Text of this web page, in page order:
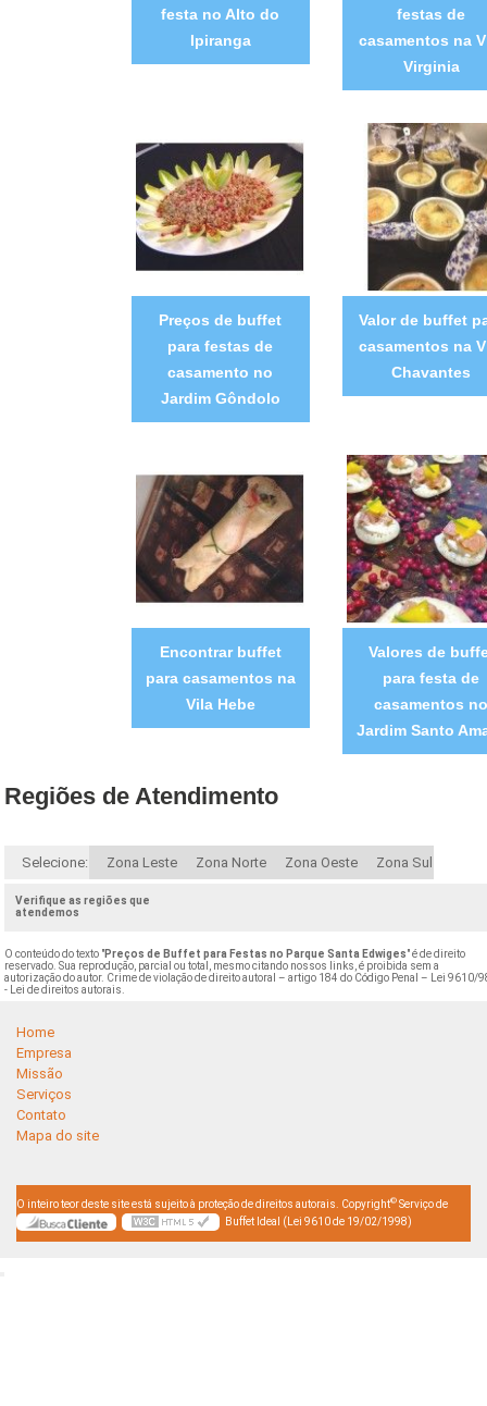
festa no Alto do
Ipiranga
festas de
casamentos na
Virginia
Preços de buffet
para festas de
casamento no
Jardim Gôndolo
Valor de buffet
casamentos na
Chavantes
Encontrar buffet
para casamentos na
Vila Hebe
Valores de
para festa de
casamentos no
Jardim Santo
Regiões de Atendimento
Selecione: Zona Leste Zona Norte Zona Oeste Zona Sul
Verifique as regiões que
atendemos
O conteúdo do texto "Preços de Buffet para Festas no Parque Santa Edwiges" é de direito
reservado. Sua reprodução, parcial ou total, mesmo citando nossos links, é proibida sem a
autorização do autor. Crime de violação de direito autoral – artigo 184 do Código Penal –
Lei 9610/
- Lei de direitos autorais
Home
Empresa
Missão
Serviços
Contato
Mapa do site
O inteiro teor deste site está sujeito à proteção de direitos autorais. Copyright© Serviço de
Buffet Ideal (Lei 9610 de 19/02/1998)